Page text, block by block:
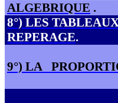
ALGEBRIQUE .
8°) LES
REPERAGE.
9°) LA